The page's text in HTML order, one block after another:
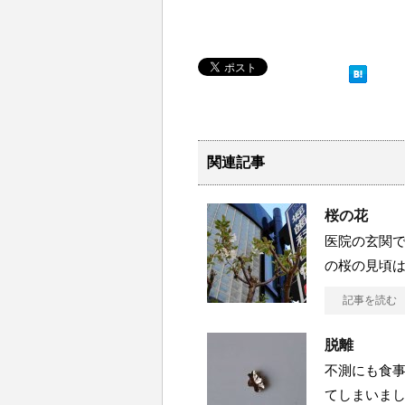
関連記事
桜の花
医院の玄関
の桜の見頃
記事を読む
脱離
不測にも食
てしまいま